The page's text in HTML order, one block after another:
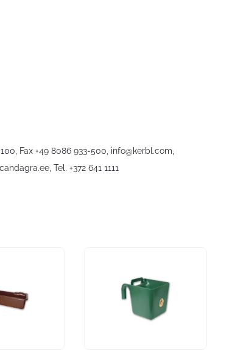
Fax +49 8086 933-500, info@kerbl.com
, Tel. +372 641 1111